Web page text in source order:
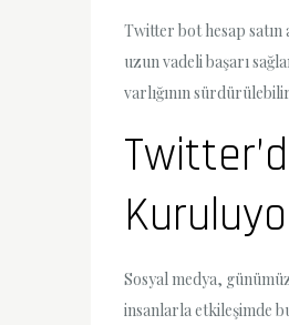
Twitter bot hesap
uzun vadeli başarı
varlığının
Sosyal medya,
insanlarla etkileşimde